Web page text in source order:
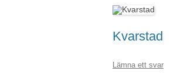
Kvarstad
Lämna ett svar